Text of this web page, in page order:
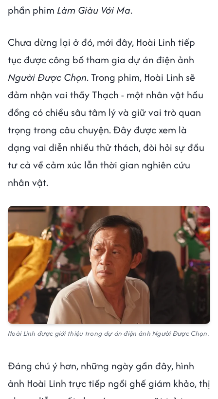
phần phim Làm Giàu Với Ma.
Chưa dừng lại ở đó, mới đây, Hoài Linh tiếp
tục được công bố tham gia dự án điện ảnh
Người Được Chọn. Trong phim, Hoài Linh sẽ
đảm nhận vai thầy Thạch - một nhân vật hầu
đồng có chiều sâu tâm lý và giữ vai trò quan
trọng trong câu chuyện. Đây được xem là
dạng vai diễn nhiều thử thách, đòi hỏi sự đầu
tư cả về cảm xúc lẫn thời gian nghiên cứu
nhân vật.
Hoài Linh được giới thiệu trong dự án điện ảnh Người Được Chọn.
Đáng chú ý hơn, những ngày gần đây, hình
ảnh Hoài Linh trực tiếp ngồi ghế giám khảo, thị